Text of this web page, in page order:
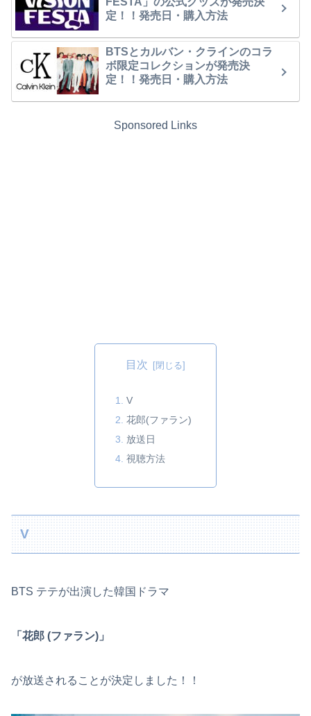
定！！発売日・購入方法
BTSとカルバン・クラインのコラ
ボ限定コレクションが発売決
定！！発売日・購入方法
Sponsored Links
目次
V
花郎(ファラン)
放送日
視聴方法
V
BTS テテが出演した韓国ドラマ
「花郎 (ファラン)」
が放送されることが決定しました！！